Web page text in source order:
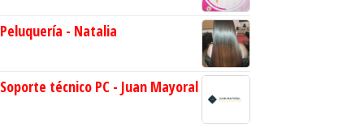
Peluquería - Natalia
Soporte técnico PC - Juan Mayoral